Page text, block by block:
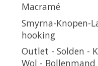
Macramé
Smyrna-Knopen-
hooking
Outlet - Solden -
Wol - Bollenmand